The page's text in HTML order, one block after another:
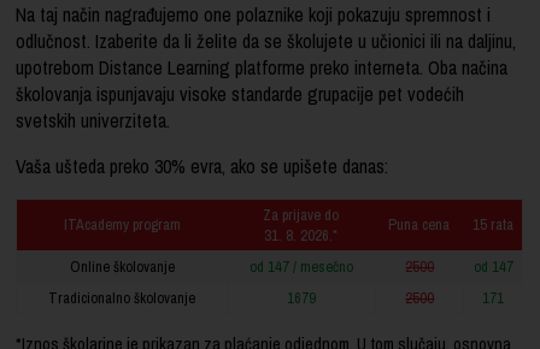
Na taj način nagrađujemo one polaznike koji pokazuju spremnost i
odlučnost. Izaberite da li želite da se školujete u učionici ili na daljinu,
upotrebom Distance Learning platforme preko interneta. Oba načina
školovanja ispunjavaju visoke standarde grupacije pet vodećih
svetskih univerziteta.
Vaša ušteda preko 30% evra, ako se upišete danas:
ITAcademy program
Za prijave do
31. 8. 2026.*
Puna cena 15 rata
Online školovanje od 147 / mesečno 2500
od 147
Tradicionalno školovanje
1679 2500 171
*Iznos školarine je prikazan za plaćanje odjednom. U tom slučaju, osnovna